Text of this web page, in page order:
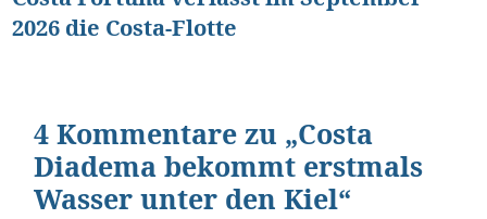
2026 die Costa-Flotte
4 Kommentare zu „Costa
Diadema bekommt erstmals
Wasser unter den Kiel“